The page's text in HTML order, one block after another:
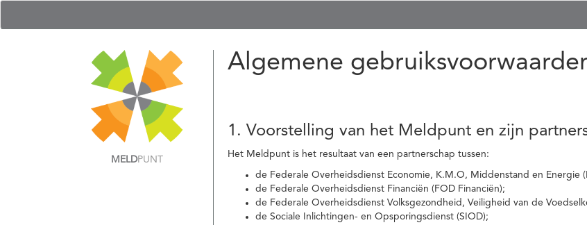
MELDPUNT
Algemene
1. Voorstelling van het Meldpunt en zijn
Het Meldpunt is het resultaat van een partnerschap tussen:
de Federale Overheidsdienst Economie, K.M.O, Middenstand en Energie
de Federale Overheidsdienst Financiën (FOD Financiën);
de Federale Overheidsdienst Volksgezondheid, Veiligheid van de
de Sociale Inlichtingen- en Opsporingsdienst (SIOD);